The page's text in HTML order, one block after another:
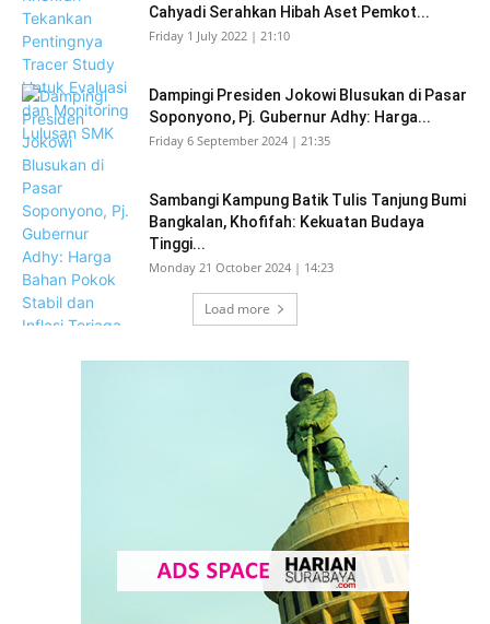
Cahyadi Serahkan Hibah Aset Pemkot...
Friday 1 July 2022 | 21:10
Dampingi Presiden Jokowi Blusukan di Pasar
Soponyono, Pj. Gubernur Adhy: Harga...
Friday 6 September 2024 | 21:35
Sambangi Kampung Batik Tulis Tanjung Bumi
Bangkalan, Khofifah: Kekuatan Budaya
Tinggi...
Monday 21 October 2024 | 14:23
Load more